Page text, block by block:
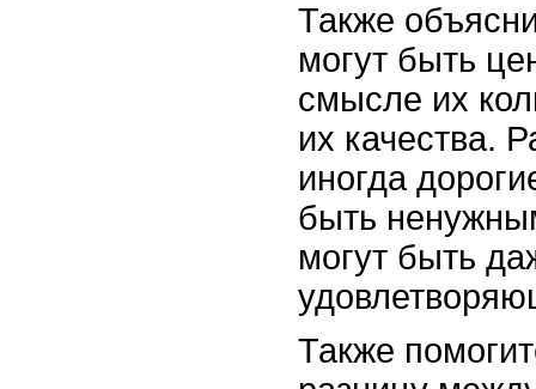
Также
могут быть
смысле их
их качества.
иногда
быть
могут быть
Также